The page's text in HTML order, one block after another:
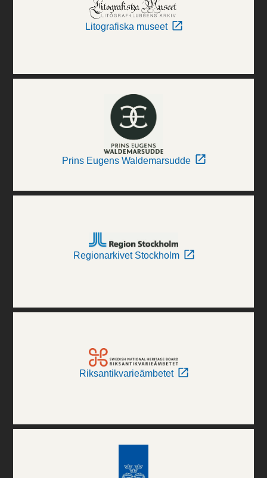
Litografiska museet
Prins Eugens Waldemarsudde
Regionarkivet Stockholm
Riksantikvarieämbetet